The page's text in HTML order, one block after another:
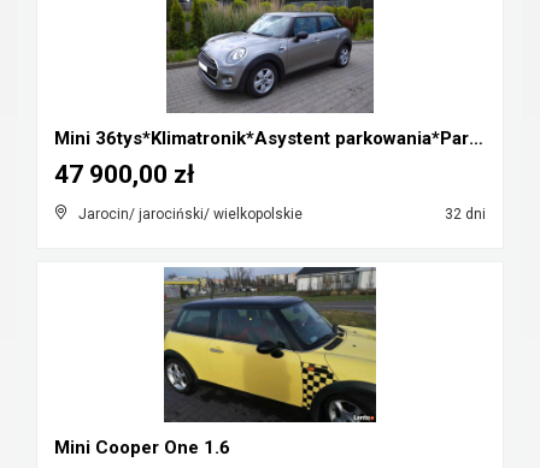
Mini 36tys*Klimatronik*Asystent parkowania*Parki p...
Jarocin/ jarociński/ wielkopolskie 32 dni
47 900,00 zł
Mini Cooper One 1.6